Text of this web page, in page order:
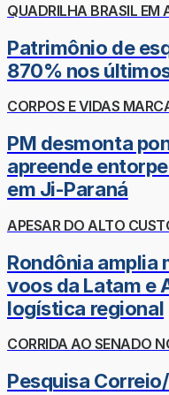
QUADRILHA BRASIL EM
Patrimônio de
870% nos
CORPOS E VIDAS
PM desmonta
apreende
em Ji-Paraná
APESAR DO ALTO
Rondônia amplia
voos da Latam e
logística regional
CORRIDA AO SENADO
Pesquisa